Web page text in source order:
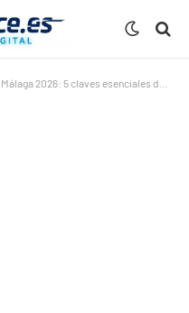
esenciales del mitin de Feijóo que marca la recta final del 17M